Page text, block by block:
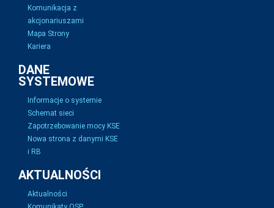
Komunikacja z
akcjonariuszami
Mapa Strony
Kariera
DANE
SYSTEMOWE
Informacje o systemie
Schemat sieci
Zapotrzebowanie mocy KSE
Nowa strona z danymi KSE
i RB
AKTUALNOŚCI
Aktualności